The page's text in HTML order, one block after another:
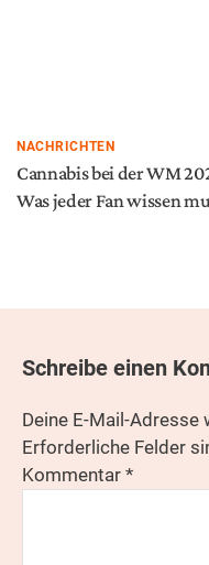
NACHRICHTEN
Cannabis bei der WM
Was jeder Fan wissen
Schreibe einen
Deine E-Mail-
Erforderliche Felder
Kommentar *